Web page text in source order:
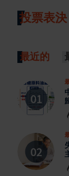
投票表決
最近的